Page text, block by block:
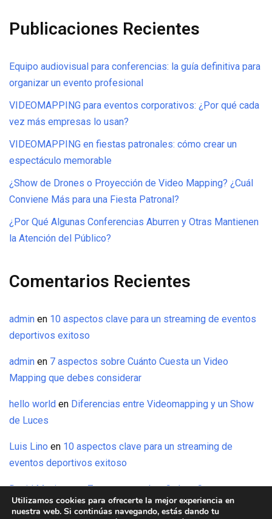
Publicaciones Recientes
Equipo audiovisual para conferencias: la guía definitiva para
organizar un evento profesional
VIDEOMAPPING para eventos corporativos: ¿Por qué cada
vez más empresas lo usan?
VIDEOMAPPING en fiestas patronales: cómo crear un
espectáculo memorable
¿Show de Drones o Proyección de Video Mapping? ¿Cuál
Conviene Más para una Fiesta Patronal?
¿Por Qué Algunas Conferencias Aburren y Otras Mantienen
la Atención del Público?
Comentarios Recientes
admin en 10 aspectos clave para un streaming de eventos
deportivos exitoso
admin en 7 aspectos sobre Cuánto Cuesta un Video
Mapping que debes considerar
hello world en Diferencias entre Videomapping y un Show
de Luces
Luis Lino en 10 aspectos clave para un streaming de
eventos deportivos exitoso
David Maxinezen7 aspectos sobre Cuánto Cuesta un
Video Mapping que debes considerar
Utilizamos cookies para ofrecerte la mejor experiencia en
nuestra web. Si continúas navegando, estás dando tu